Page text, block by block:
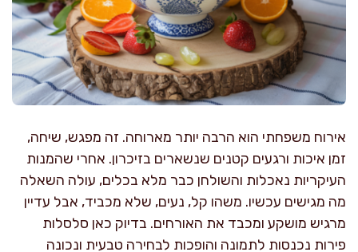
אירוח משפחתי הוא הרבה יותר מארוחה. זה מפגש, שיחה,
זמן איכות ורגעים קטנים שנשארים בזיכרון. אחרי שהמנות
העיקריות נאכלות והשולחן כבר מלא בכלים, עולה השאלה
מה מגישים עכשיו. משהו קל, נעים, שלא מכביד, אבל עדיין
מרגיש מושקע ומכבד את האורחים. בדיוק כאן סלסלות
פירות נכנסות לתמונה והופכות לבחירה טבעית ונכונה